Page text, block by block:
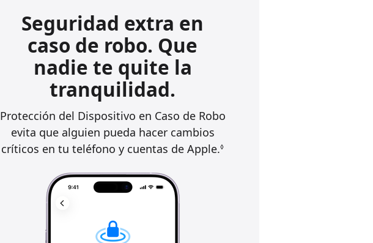
Seguridad extra en
caso de robo. Que
nadie te quite la
tranquilidad.
Protección del Dispositivo en Caso de Robo
evita que alguien pueda hacer cambios
críticos en tu teléfono y cuentas de Apple.◊